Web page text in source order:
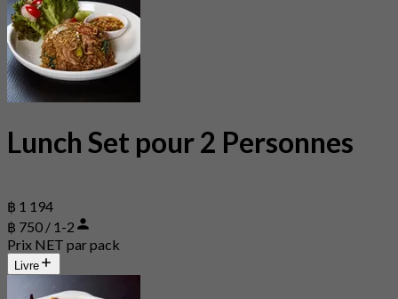
Lunch Set pour 2 Personnes
฿ 1 194
฿ 750 / 1-2
Prix NET par pack
Livre